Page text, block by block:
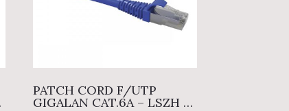
PATCH CORD F/UTP
GIGALAN CAT.6A – LSZH –